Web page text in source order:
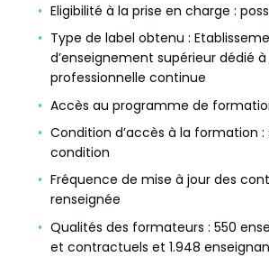
Eligibilité à la prise en charge :
Type de label obtenu :
d’enseignement supérieur dédié
professionnelle continue
Accès au programme de
Condition d’accès à la formation
condition
Fréquence de mise à jour des
renseignée
Qualités des formateurs : 550
et contractuels et 1.948